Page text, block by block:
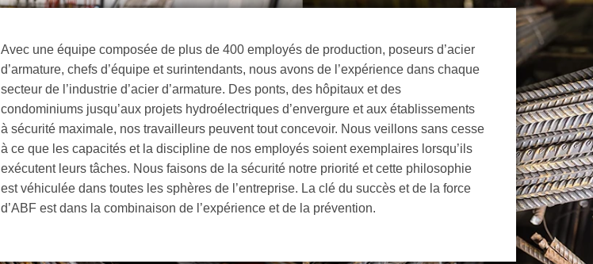
Avec une équipe composée de plus de 400 employés de production, poseurs d’acier
d’armature, chefs d’équipe et surintendants, nous avons de l’expérience dans chaque
secteur de l’industrie d’acier d’armature. Des ponts, des hôpitaux et des
condominiums jusqu’aux projets hydroélectriques d’envergure et aux établissements
à sécurité maximale, nos travailleurs peuvent tout concevoir. Nous veillons sans cesse
à ce que les capacités et la discipline de nos employés soient exemplaires lorsqu’ils
exécutent leurs tâches. Nous faisons de la sécurité notre priorité et cette philosophie
est véhiculée dans toutes les sphères de l’entreprise. La clé du succès et de la force
d’ABF est dans la combinaison de l’expérience et de la prévention.